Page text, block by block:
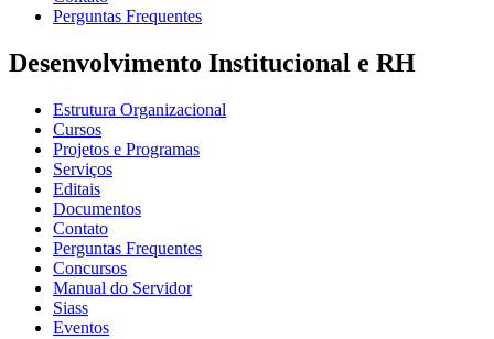
Perguntas Frequentes
Desenvolvimento Institucional e RH
Estrutura Organizacional
Cursos
Projetos e Programas
Serviços
Editais
Documentos
Contato
Perguntas Frequentes
Concursos
Manual do Servidor
Siass
Eventos